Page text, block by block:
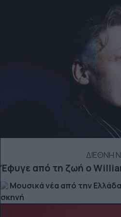
ΔΙΕΘΝΗ
Έφυγε από τη ζωή ο
Μουσικά νέα από την
σκηνή